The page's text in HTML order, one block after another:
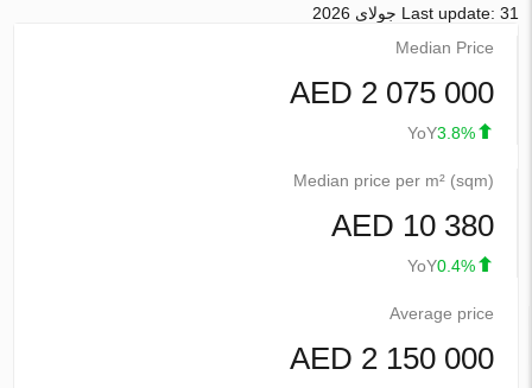
Last update: 31 جولای 2026
Median Price
2 075 000 AED
3.8%
YoY
Median price per m² (sqm)
10 380 AED
0.4%
YoY
Average price
2 150 000 AED